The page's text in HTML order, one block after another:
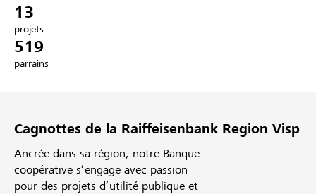
S'inscrire
13
projets
519
parrains
Cagnottes de la Raiffeisenbank Region Visp
Ancrée dans sa région, notre Banque
coopérative s’engage avec passion
pour des projets d’utilité publique et